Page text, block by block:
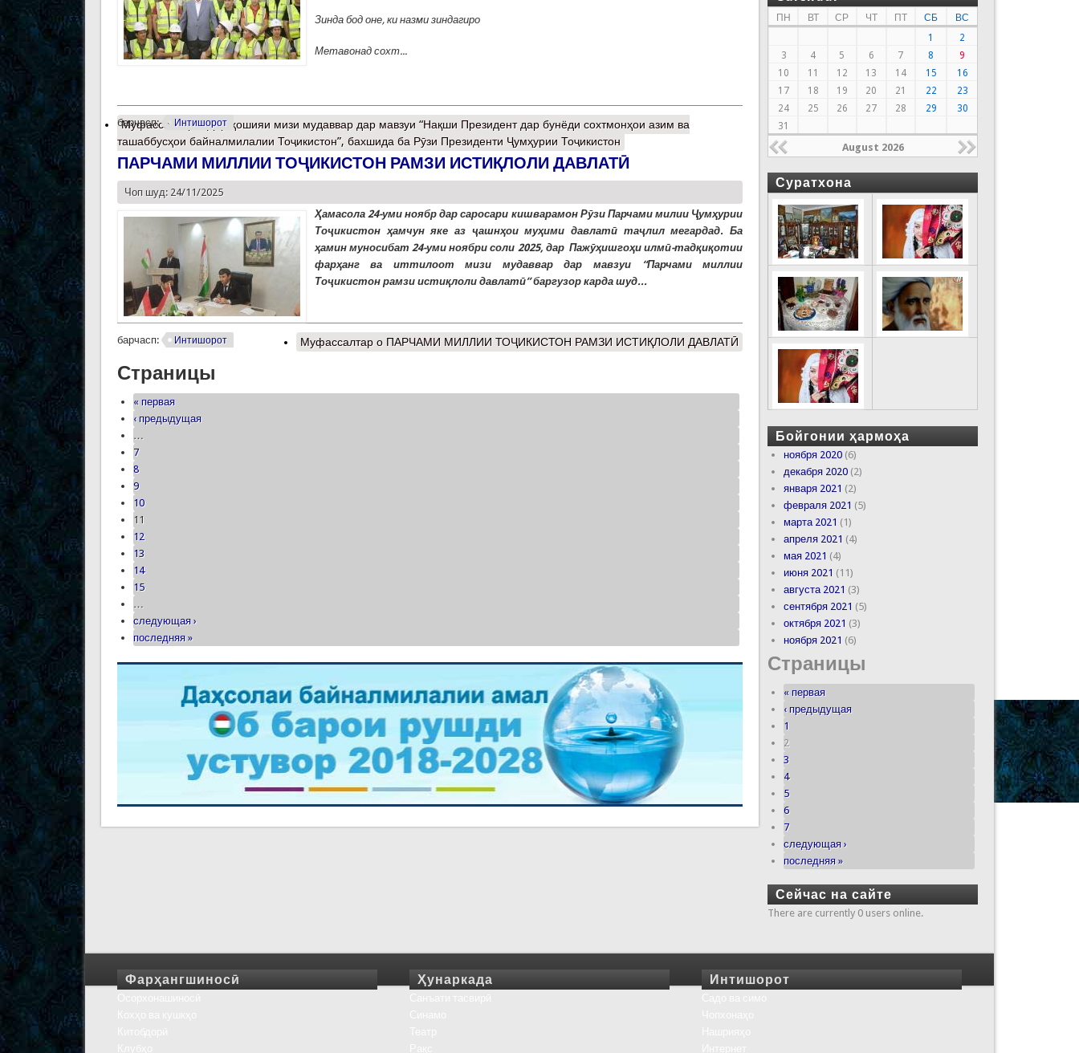
Зинда бод оне, ки назми зиндагиро
Метавонад сохт...
барчасп: Интишорот
Муфассалтаро Дар ҳошияи мизи мудаввар дар мавзуи “Нақши Президент дар бунёди сохтмонҳои азим ва
ташаббусҳои байналмилалии Тоҷикистон”, бахшида ба Рӯзи Президенти Ҷумҳурии Тоҷикистон
ПАРЧАМИ МИЛЛИИ ТОҶИКИСТОН РАМЗИ ИСТИҚЛОЛИ ДАВЛАТӢ
Чоп шуд: 24/11/2025
Ҳамасола 24-уми ноябр дар саросари кишварамон Рӯзи Парчами милии Ҷумҳурии
Тоҷикистон ҳамчун яке аз ҷашнҳои муҳими давлатӣ таҷлил мегардад. Ба
ҳамин муносибат 24-уми ноябри соли 2025, дар Пажӯҳишгоҳи илмӣ-тадқиқотии
фарҳанг ва иттилоот мизи мудаввар дар мавзуи “Парчами миллии
Тоҷикистон рамзи истиқлоли давлатӣ” баргузор карда шуд...
барчасп: Интишорот Муфассалтар о ПАРЧАМИ МИЛЛИИ ТОҶИКИСТОН РАМЗИ ИСТИҚЛОЛИ ДАВЛАТӢ
Страницы
« первая
‹ предыдущая
…
7
8
9
10
11
12
13
14
15
…
следующая ›
последняя »
ПН ВТ СР ЧТ ПТ СБ
ВС
1
2
3
4 5 6 7 8
9
10
11 12 13 14 15
16
17
18 19 20 21 22
23
24
25 26 27 28 29
30
31
August 2026
Суратхона
Бойгонии ҳармоҳа
ноября 2020(6)
декабря 2020(2)
января 2021 (2)
февраля 2021 (5)
марта 2021 (1)
апреля 2021 (4)
мая 2021 (4)
июня 2021 (11)
августа 2021 (3)
сентября 2021 (5)
октября 2021 (3)
ноября 2021 (6)
Страницы
« первая
‹ предыдущая
1
2
3
4
5
6
7
следующая ›
последняя »
Сейчас на сайте
There are currently 0 users online.
Фарҳангшиносӣ Ҳунаркада Интишорот